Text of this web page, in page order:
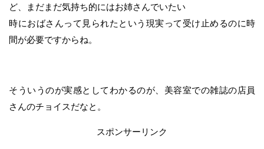
ど、まだまだ気持ち的にはお姉さんでいたい
時におばさんって見られたという現実って受け止めるのに時
間が必要ですからね。
そういうのが実感としてわかるのが、美容室での雑誌の店員
さんのチョイスだなと。
スポンサーリンク